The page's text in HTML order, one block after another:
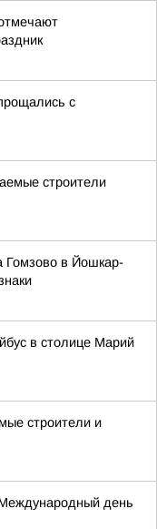
с
строители
Гомзово в Йошкар-
в столице Марий
строители и
день